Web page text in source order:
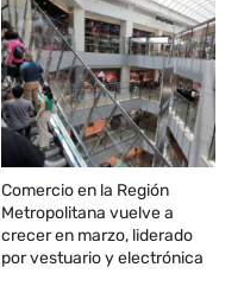
Comercio en la Región
Metropolitana vuelve a
crecer en marzo, liderado
por vestuario y electrónica